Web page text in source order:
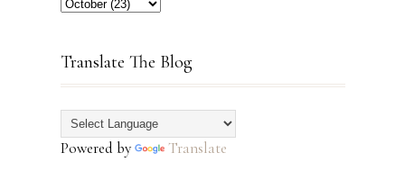
Translate The Blog
Powered by Translate